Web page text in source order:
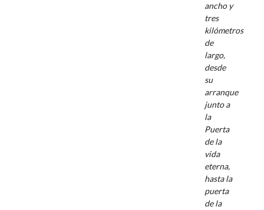
ancho y
tres
kilómetros
de
largo,
desde
su
arranque
junto a
la
Puerta
de la
vida
eterna,
hasta la
puerta
de la